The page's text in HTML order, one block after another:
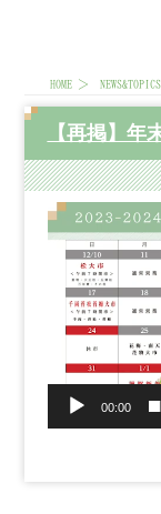
HOME NEWS&TOPICS
【再掲】年
動
画
00:00